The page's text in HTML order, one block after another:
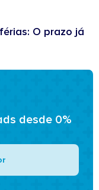
O prazo já
desde 0%